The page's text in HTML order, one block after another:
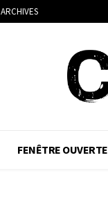
ARCHIVES
FENÊTRE OUVERTE